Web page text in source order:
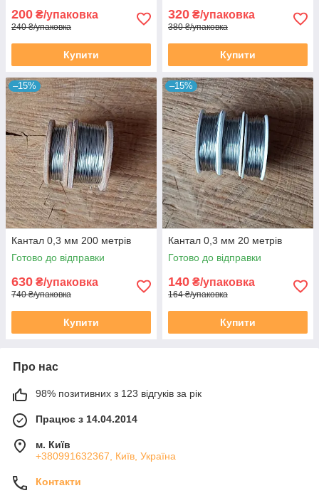
200 ₴/упаковка
240 ₴/упаковка
Купити
320 ₴/упаковка
380 ₴/упаковка
Купити
–15%
Кантал 0,3 мм 200 метрів
Готово до відправки
630 ₴/упаковка
740 ₴/упаковка
Купити
–15%
Кантал 0,3 мм 20 метрів
Готово до відправки
140 ₴/упаковка
164 ₴/упаковка
Купити
Про нас
98% позитивних з 123 відгуків за рік
Працює з 14.04.2014
м. Київ
+380991632367, Київ, Україна
Контакти